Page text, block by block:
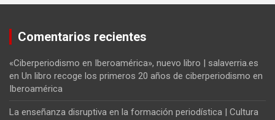
Comentarios recientes
«Ciberperiodismo en Iberoamérica», nuevo libro | salaverria.es
en Un libro recoge los primeros 20 años de ciberperiodismo en
Iberoamérica
La enseñanza disruptiva en la formación periodística | Cultura